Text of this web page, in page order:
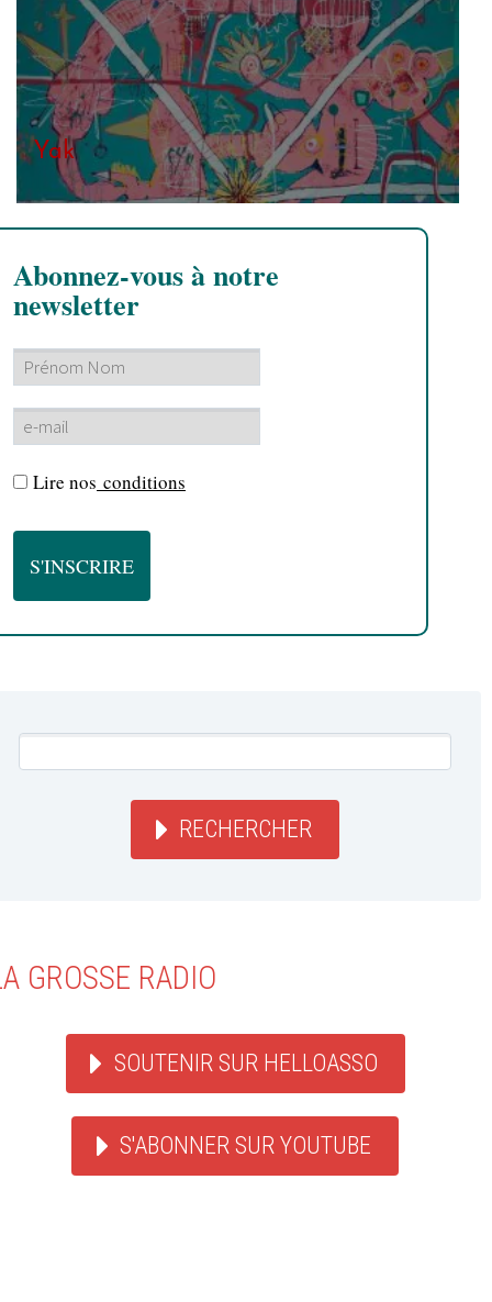
Yak
Abonnez-vous à notre
newsletter
Lire nos conditions
RECHERCHER
GROSSE RADIO
SOUTENIR SUR HELLOASSO
S'ABONNER SUR YOUTUBE